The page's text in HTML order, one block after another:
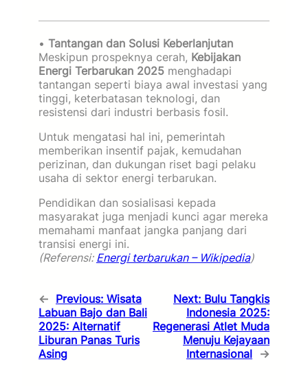
• Tantangan dan Solusi Keberlanjutan
Meskipun prospeknya cerah, Kebijakan
Energi Terbarukan 2025 menghadapi
tantangan seperti biaya awal investasi yang
tinggi, keterbatasan teknologi, dan
resistensi dari industri berbasis fosil.
Untuk mengatasi hal ini, pemerintah
memberikan insentif pajak, kemudahan
perizinan, dan dukungan riset bagi pelaku
usaha di sektor energi terbarukan.
Pendidikan dan sosialisasi kepada
masyarakat juga menjadi kunci agar mereka
memahami manfaat jangka panjang dari
transisi energi ini.
(Referensi: Energi terbarukan – Wikipedia)
← Previous: Wisata
Labuan Bajo dan Bali
2025: Alternatif
Liburan Panas Turis
Asing
Next: Bulu Tangkis
Indonesia 2025:
Regenerasi Atlet Muda
Menuju Kejayaan
Internasional →